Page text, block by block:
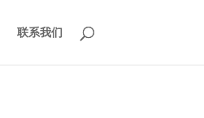
联系我们